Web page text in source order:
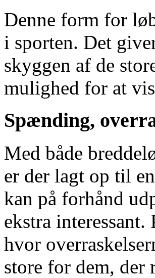
Denne form for
i sporten. Det
skyggen af de
mulighed for at
Spænding,
Med både
er der lagt op til
kan på forhånd
ekstra
hvor
store for dem, der